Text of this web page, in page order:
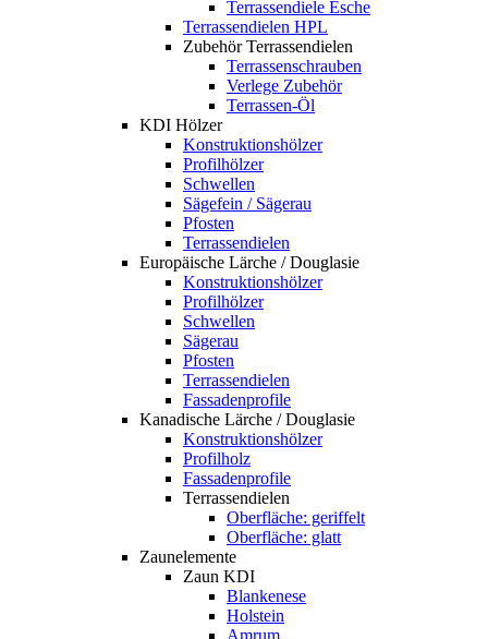
Terrassendiele Esche
Terrassendielen HPL
Zubehör Terrassendielen
Terrassenschrauben
Verlege Zubehör
Terrassen-Öl
KDI Hölzer
Konstruktionshölzer
Profilhölzer
Schwellen
Sägefein / Sägerau
Pfosten
Terrassendielen
Europäische Lärche / Douglasie
Konstruktionshölzer
Profilhölzer
Schwellen
Sägerau
Pfosten
Terrassendielen
Fassadenprofile
Kanadische Lärche / Douglasie
Konstruktionshölzer
Profilholz
Fassadenprofile
Terrassendielen
Oberfläche: geriffelt
Oberfläche: glatt
Zaunelemente
Zaun KDI
Blankenese
Holstein
Amrum